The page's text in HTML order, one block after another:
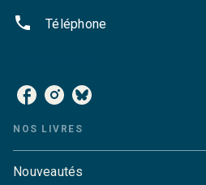
phone Téléphone
NOS LIVRES
Nouveautés